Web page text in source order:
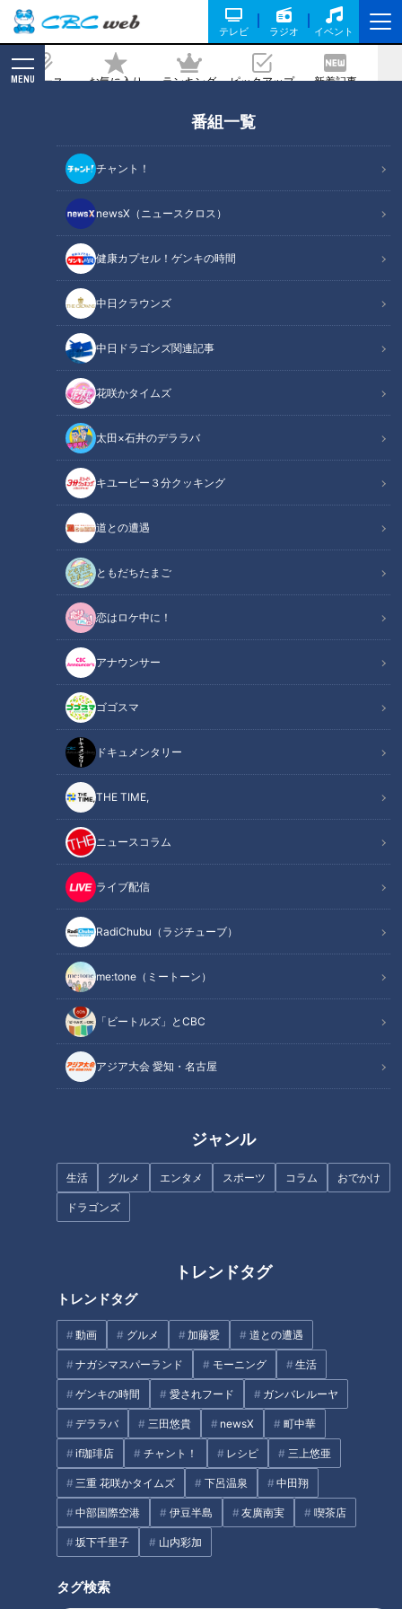
テレビ ラジオ イベント
ニュース お気に入り ランキング ピックアップ 新着記事
MENU
番組一覧
チャント！
newsX（ニュースクロス）
健康カプセル！ゲンキの時間
中日クラウンズ
中日ドラゴンズ関連記事
花咲かタイムズ
太田×石井のデララバ
キユーピー３分クッキング
道との遭遇
ともだちたまご
恋はロケ中に！
アナウンサー
ゴゴスマ
ドキュメンタリー
THE TIME,
ニュースコラム
ライブ配信
RadiChubu（ラジチューブ）
me:tone（ミートーン）
「ビートルズ」とCBC
アジア大会 愛知・名古屋
ジャンル
生活 グルメ エンタメ スポーツ コラム おでかけ
ドラゴンズ
トレンドタグ
トレンドタグ
動画 グルメ 加藤愛 道との遭遇
ナガシマスパーランド モーニング 生活
ゲンキの時間 愛されフード ガンバレルーヤ
デララバ 三田悠貴 newsX 町中華
if珈琲店 チャント！ レシピ 三上悠亜
三重 花咲かタイムズ 下呂温泉 中田翔
中部国際空港 伊豆半島 友廣南実 喫茶店
坂下千里子 山内彩加
タグ検索
馬。小田幸平が伝える、桑田・清原から
学んだ「捕手の心得」
記事に戻る
連敗の夜、与田監督に呼ばれた加藤匠馬。小田幸平が伝える、桑田・清
原から学んだ「捕手の心得」
この記事の画像
記事に戻る
この記事を見たあなたへのおすすめ
ドラゴンズ与田監督の熱い言葉
の裏に溢れる親心 京田陽太・鈴
木博志が孝行息子になるには？
ドラゴンズ突然のトレード通
告。大島洋平が新天地へ向う仲
橋宏斗には金言「素っ裸になっ
て一回やり直しだ。打たれてい
いやぐらいの楽な気持ちでいこ
中日OB・英智が選手に代わって
プの注目はコレだ
中日ドラゴンズ 与田剛 加藤匠馬 小田幸平